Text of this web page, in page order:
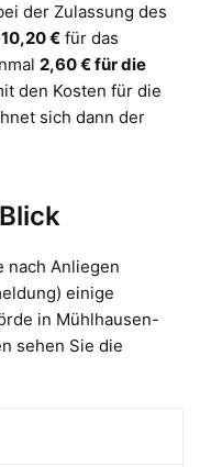
der Zulassung des
10,20 € für das
2,60 € für die
den Kosten für die
sich dann der
nach Anliegen
einige
in Mühlhausen-
sehen Sie die